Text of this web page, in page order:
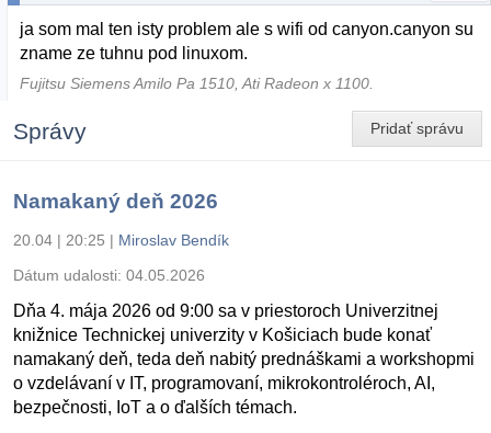
ja som mal ten isty problem ale s wifi od canyon.canyon su
zname ze tuhnu pod linuxom.
Fujitsu Siemens Amilo Pa 1510, Ati Radeon x 1100.
Pridať správu
Správy
Namakaný deň 2026
20.04 | 20:25 | Miroslav Bendík
Dátum udalosti: 04.05.2026
Dňa 4. mája 2026 od 9:00 sa v priestoroch Univerzitnej
knižnice Technickej univerzity v Košiciach bude konať
namakaný deň, teda deň nabitý prednáškami a workshopmi
o vzdelávaní v IT, programovaní, mikrokontroléroch, AI,
bezpečnosti, IoT a o ďalších témach.